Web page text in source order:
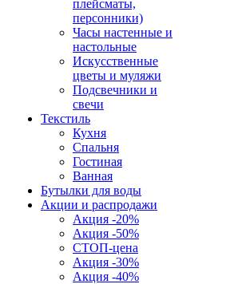
плейсматы,
персонники)
Часы настенные и
настольные
Искусственные
цветы и муляжи
Подсвечники и
свечи
Текстиль
Кухня
Спальня
Гостиная
Ванная
Бутылки для воды
Акции и распродажи
Акция -20%
Акция -50%
СТОП-цена
Акция -30%
Акция -40%